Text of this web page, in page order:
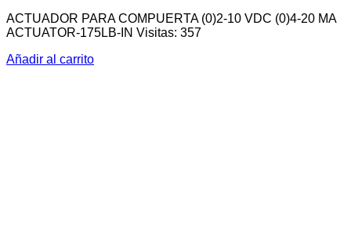
ACTUADOR PARA COMPUERTA (0)2-10 VDC (0)4-20 MA
ACTUATOR-175LB-IN Visitas: 357
Añadir al carrito